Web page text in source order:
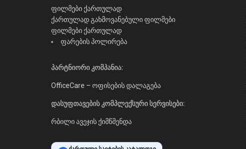
ფილმები ქართულად
ქართულად გახმოვანებული ფილმები
ფილმები ქართულად
ფარების პოლირება
პარტნიორი კომპანია:
OfficeCare – ოფისების დალაგება
დასუფთავების კომპლექსური სერვისები:
რბილი ავეჯის ქიმწმენდა